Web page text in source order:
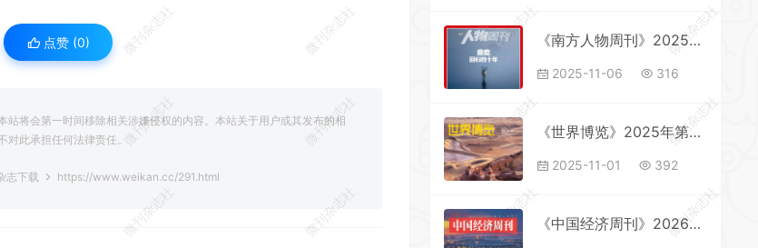
点赞 (0)
将会第一时间移除相关涉嫌侵权的内容。本站关于用户或其发布的相
此承担任何法律责任。
志下载 https://www.weikan.cc/291.html
《南方人物周刊》2025年第32期全彩精校PDF杂志下载
2025-11-06 316
《世界博览》2025年第21期全彩精校PDF杂志下载
2025-11-01 392
《中国经济周刊》2026年第8期全彩精校PDF杂志下载
微刊杂志社 微刊杂志社 微刊杂志社
微刊杂志社
微刊杂志社
微刊杂志社 微刊杂志社
微刊杂志社
微刊杂志社
微刊杂志社 微刊杂志社
微刊杂志社